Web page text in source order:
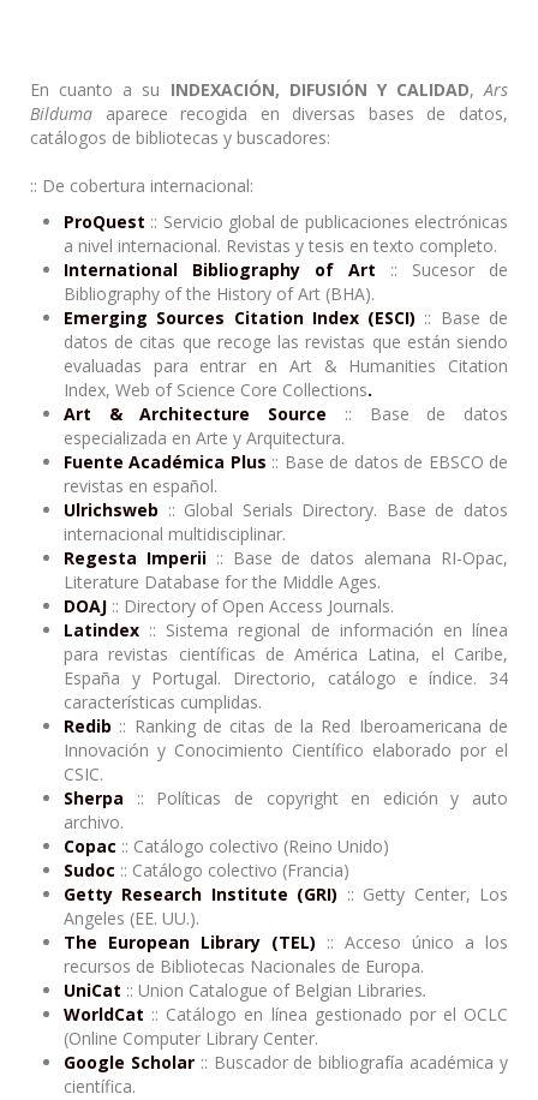
En cuanto a su INDEXACIÓN, DIFUSIÓN Y CALIDAD,Ars
Bilduma aparece recogida en diversas bases de datos,
catálogos de bibliotecas y buscadores:
:: De cobertura internacional:
ProQuest :: Servicio global de publicaciones electrónicas
a nivel internacional. Revistas y tesis en texto completo.
International Bibliography of Art :: Sucesor de
Bibliography of the History of Art (BHA).
Emerging Sources Citation Index (ESCI) :: Base de
datos de citas que recoge las revistas que están siendo
evaluadas para entrar en Art & Humanities Citation
Index, Web of Science Core Collections.
Art & Architecture Source :: Base de datos
especializada en Arte y Arquitectura.
Fuente Académica Plus :: Base de datos de EBSCO de
revistas en español.
Ulrichsweb :: Global Serials Directory. Base de datos
internacional multidisciplinar.
Regesta Imperii:: Base de datos alemana RI-Opac,
Literature Database for the Middle Ages.
DOAJ :: Directory of Open Access Journals.
Latindex :: Sistema regional de información en línea
para revistas científicas de América Latina, el Caribe,
España y Portugal. Directorio, catálogo e índice. 34
características cumplidas.
Redib :: Ranking de citas de la Red Iberoamericana de
Innovación y Conocimiento Científico elaborado por el
CSIC.
Sherpa :: Políticas de copyright en edición y auto
archivo.
Copac :: Catálogo colectivo (Reino Unido)
Sudoc :: Catálogo colectivo (Francia)
Getty Research Institute (GRI) :: Getty Center, Los
Angeles (EE. UU.).
The European Library (TEL) :: Acceso único a los
recursos de Bibliotecas Nacionales de Europa.
UniCat :: Union Catalogue of Belgian Libraries.
WorldCat :: Catálogo en línea gestionado por el OCLC
(Online Computer Library Center.
Google Scholar:: Buscador de bibliografía académica y
científica.